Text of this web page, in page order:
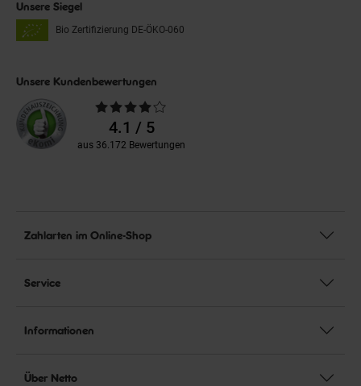
Unsere Siegel
Bio Zertifizierung DE-ÖKO-060
Unsere Kundenbewertungen
Durchschnittliche
Bewertungen4.1 / 5
aus 36.172 Bewertungen
Zahlarten im Online-Shop
Service
Informationen
Über Netto